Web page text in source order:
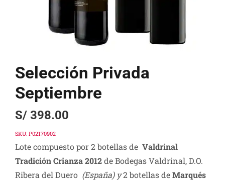
Selección Privada
Septiembre
S/398.00
SKU: P02170902
Lote compuesto por 2 botellas de Valdrinal
Tradición Crianza 2012de Bodegas Valdrinal, D.O.
Ribera del Duero (España) y2 botellas deMarqués